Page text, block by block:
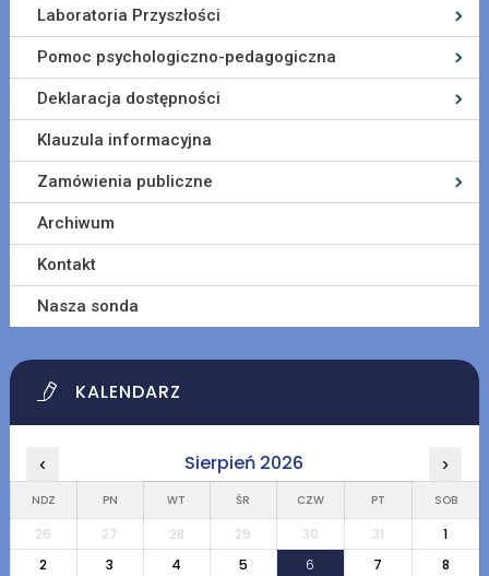
Laboratoria Przyszłości
Pomoc psychologiczno-pedagogiczna
Deklaracja dostępności
Klauzula informacyjna
Zamówienia publiczne
Archiwum
Kontakt
Nasza sonda
KALENDARZ
‹ Sierpień 2026 ›
NDZ PN WT ŚR CZW PT SOB
26 27 28 29 30 31
1
2
3 4 5 6 7
8